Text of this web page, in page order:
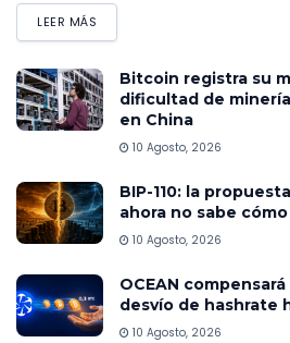
LEER MÁS
Bitcoin registra su
dificultad de
en China
10 Agosto, 2026
BIP-110: la
ahora no sabe
10 Agosto, 2026
OCEAN
desvío de hashrate
10 Agosto, 2026